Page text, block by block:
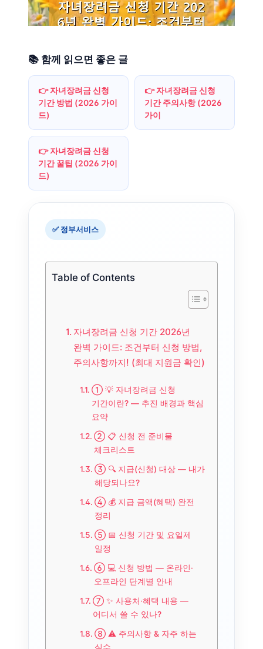
📚 함께 읽으면 좋은 글
👉 자녀장려금 신청
기간 방법 (2026 가이
드)
👉 자녀장려금 신청
기간 주의사항 (2026
가이
👉 자녀장려금 신청
기간 꿀팁 (2026 가이
드)
✅ 정부서비스
Table of Contents
자녀장려금 신청 기간 2026년
완벽 가이드: 조건부터 신청 방법,
주의사항까지! (최대 지원금 확인)
① 💡 자녀장려금 신청
기간이란? — 추진 배경과 핵심
요약
② 📋 신청 전 준비물
체크리스트
③ 🔍 지급(신청) 대상 — 내가
해당되나요?
④ 💰 지급 금액(혜택) 완전
정리
⑤ 📅 신청 기간 및 요일제
일정
⑥ 💻 신청 방법 — 온라인·
오프라인 단계별 안내
⑦ ✨ 사용처·혜택 내용 —
어디서 쓸 수 있나?
⑧ ⚠️ 주의사항 & 자주 하는
실수